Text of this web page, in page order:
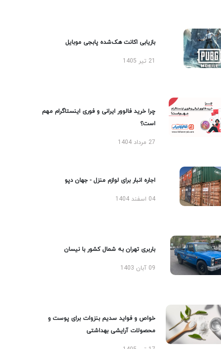
بازیابی اکانت هک‌شده پابجی موبایل
چرا خرید فالوور ایرانی و فوری اینستاگرام مهم
است؟
27 مرداد 1404
اجاره انبار برای لوازم منزل - جهان دپو
04 اسفند 1404
باربری تهران به شمال کشور با نیسان
09 آبان 1403
خواص و فواید سدیم بنزوات برای پوست و
محصولات آرایشی بهداشتی